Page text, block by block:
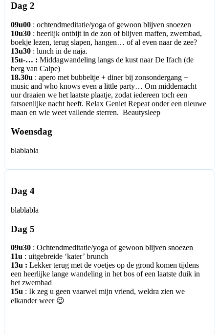
Dag 2
09u00 : ochtendmeditatie/yoga of gewoon blijven snoezen
10u30 : heerlijk ontbijt in de zon of blijven maffen, zwembad,
boekje lezen, terug slapen, hangen… of al even naar de zee?
13u30 : lunch in de naja.
15u-… : Middagwandeling langs de kust naar De Ifach (de
berg van Calpe)
18.30u : apero met bubbeltje + diner bij zonsondergang +
music and who knows even a little party… Om middernacht
uur draaien we het laatste plaatje, zodat iedereen toch een
fatsoenlijke nacht heeft. Relax Geniet Repeat onder een nieuwe
maan en wie weet vallende sterren. Beautysleep
Woensdag
blablabla
Dag 4
blablabla
Dag 5
09u30 : Ochtendmeditatie/yoga of gewoon blijven snoezen
11u : uitgebreide ‘kater’ brunch
13u :Lekker terug met de voetjes op de grond komen tijdens
een heerlijke lange wandeling in het bos of een laatste duik in
het zwembad
15u : Ik zeg u geen vaarwel mijn vriend, weldra zien we
elkander weer 😉